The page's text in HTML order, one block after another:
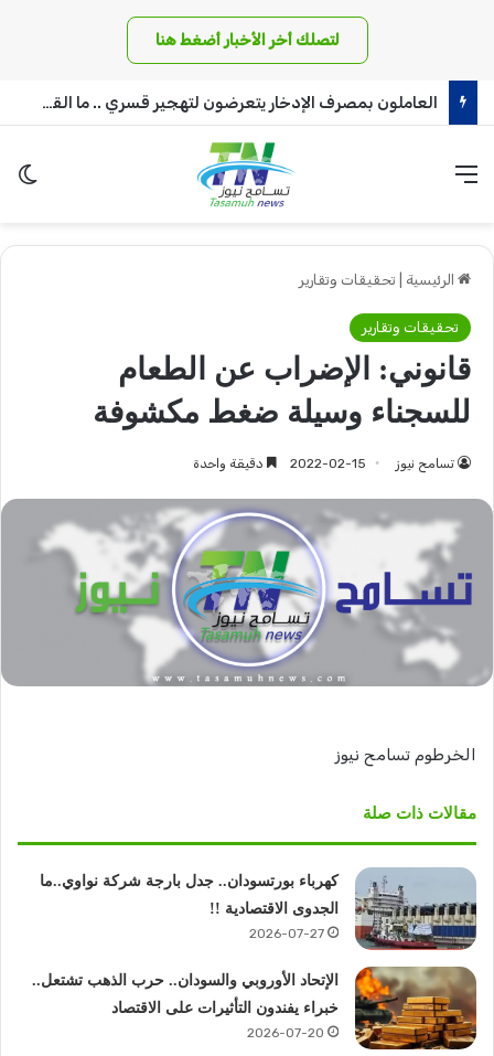
لتصلك أخر الأخبار أضغط هنا
العاملون بمصرف الإدخار يتعرضون لتهجير قسري .. ما القصة!!
القائمة
الرئيسية تحقيقات وتقارير
تحقيقات وتقارير
قانوني: الإضراب عن الطعام
للسجناء وسيلة ضغط مكشوفة
تسامح نيوز 2022-02-15 دقيقة واحدة
الخرطوم تسامح نيوز
مقالات ذات صلة
كهرباء بورتسودان.. جدل بارجة شركة نواوي..ما
الجدوى الاقتصادية !!
2026-07-27
الإتحاد الأوروبي والسودان.. حرب الذهب تشتعل..
خبراء يفندون التأثيرات على الاقتصاد
2026-07-20